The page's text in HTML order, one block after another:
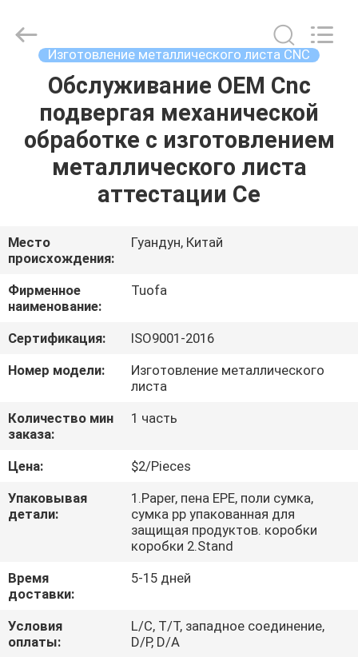
ДОМОЙ
ПРОДУКТЫ
ЭКСКУРСИЯ
ПО
ЗАВОДУ
КОНТРОЛЬ
С
НАМИ
ЗАПРОСИТЕ
ЦИТАТУ
Technology
Изготовление металлического листа CNC
Обслуживание OEM Cnc
подвергая механической
обработке с изготовлением
металлического листа
аттестации Ce
Место
происхождения:
Гуандун, Китай
Фирменное
наименование:
Tuofa
Сертификация:
ISO9001-2016
Номер модели:
Изготовление металлического
листа
Количество мин
заказа:
1 часть
Цена:
$2/Pieces
Упаковывая
детали:
1.Paper, пена EPE, поли сумка,
сумка pp упакованная для
защищая продуктов. коробки
коробки 2.Stand
Время
доставки:
5-15 дней
Условия
оплаты:
L/C, T/T, западное соединение,
D/P, D/A